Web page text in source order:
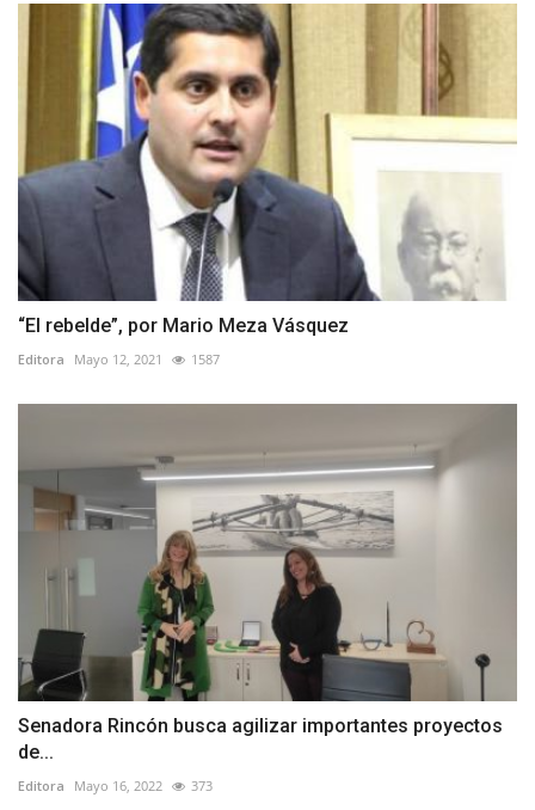
“El rebelde”, por Mario Meza Vásquez
Editora Mayo 12, 2021 1587
Senadora Rincón busca agilizar importantes proyectos
de...
Editora Mayo 16, 2022 373